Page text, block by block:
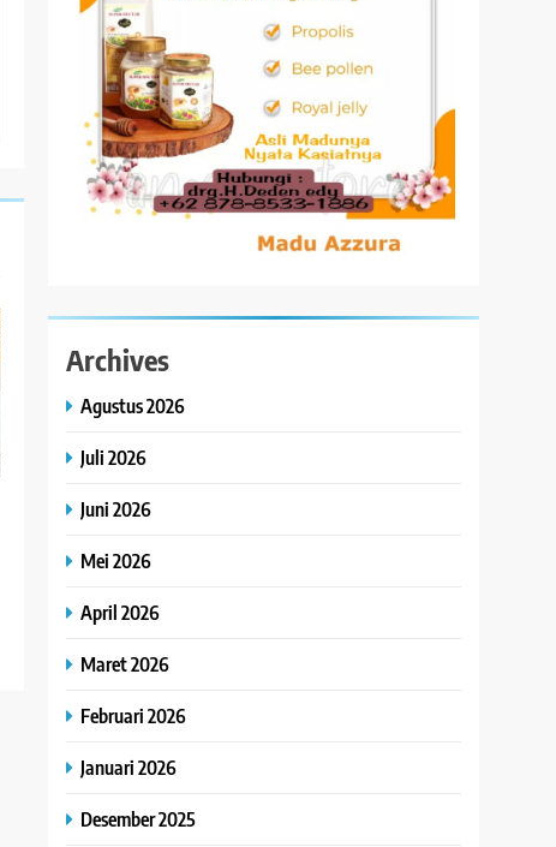
Archives
Agustus 2026
Juli 2026
Juni 2026
Mei 2026
April 2026
Maret 2026
Februari 2026
Januari 2026
Desember 2025